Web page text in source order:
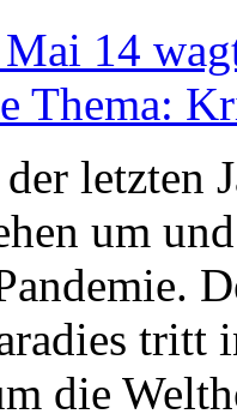
14
Thema:
letzten
um
tritt
die